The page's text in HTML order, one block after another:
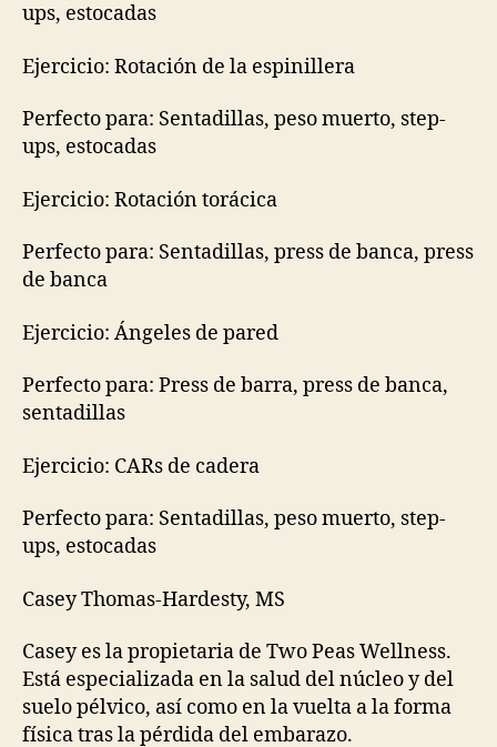
ups, estocadas
Ejercicio: Rotación de la espinillera
Perfecto para: Sentadillas, peso muerto, step-
ups, estocadas
Ejercicio: Rotación torácica
Perfecto para: Sentadillas, press de banca, press
de banca
Ejercicio: Ángeles de pared
Perfecto para: Press de barra, press de banca,
sentadillas
Ejercicio: CARs de cadera
Perfecto para: Sentadillas, peso muerto, step-
ups, estocadas
Casey Thomas-Hardesty, MS
Casey es la propietaria de Two Peas Wellness.
Está especializada en la salud del núcleo y del
suelo pélvico, así como en la vuelta a la forma
física tras la pérdida del embarazo.